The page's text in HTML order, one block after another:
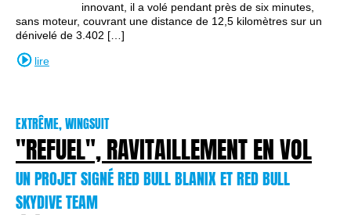
innovant, il a volé pendant près de six minutes,
sans moteur, couvrant une distance de 12,5 kilomètres sur un
dénivelé de 3.402 […]
lire
EXTRÊME, WINGSUIT
"REFUEL", RAVITAILLEMENT EN VOL
UN PROJET SIGNÉ RED BULL BLANIX ET RED BULL
SKYDIVE TEAM